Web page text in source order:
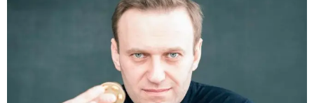
ЭКОНОМИКА
В МИРЕ
ОБЩЕСТВО